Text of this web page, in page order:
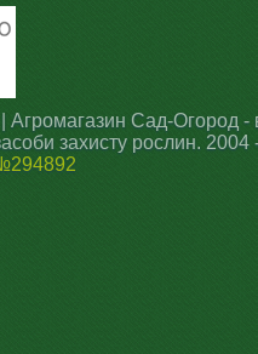
| Агромагазин Сад-Огород -
захисту рослин. 2004